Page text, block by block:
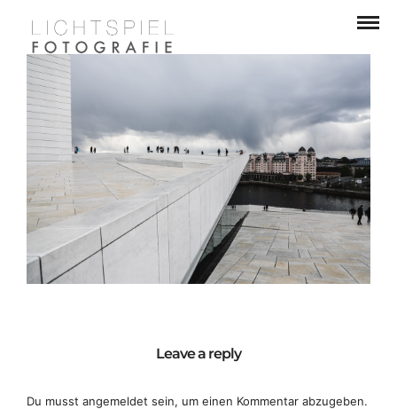
Leave a reply
Du musst angemeldet sein, um einen Kommentar abzugeben.